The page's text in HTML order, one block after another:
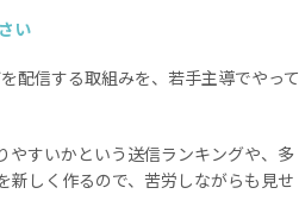
い
配信する取組みを、若手主導でやって
やすいかという送信ランキングや、多
新しく作るので、苦労しながらも見せ